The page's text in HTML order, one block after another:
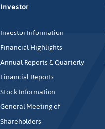
Investor
Investor Information
Financial Highlights
Annual Reports & Quarterly
Financial Reports
Stock Information
General Meeting of
Shareholders